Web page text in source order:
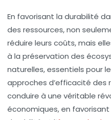
En favorisant la durabilité
des ressources, non
réduire leurs coûts, mais
à la préservation des
naturelles, essentiels pour
approches d’efficacité des
conduire à une véritable
économiques, en